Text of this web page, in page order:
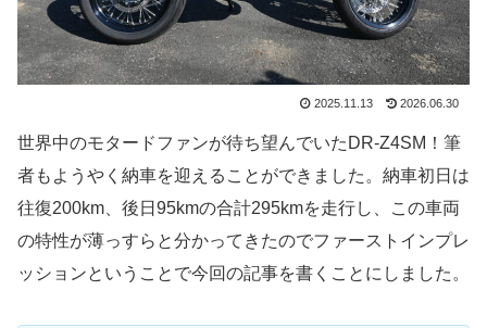
2025.11.13 2026.06.30
世界中のモタードファンが待ち望んでいたDR-Z4SM！筆
者もようやく納車を迎えることができました。納車初日は
往復200km、後日95kmの合計295kmを走行し、この車両
の特性が薄っすらと分かってきたのでファーストインプレ
ッションということで今回の記事を書くことにしました。